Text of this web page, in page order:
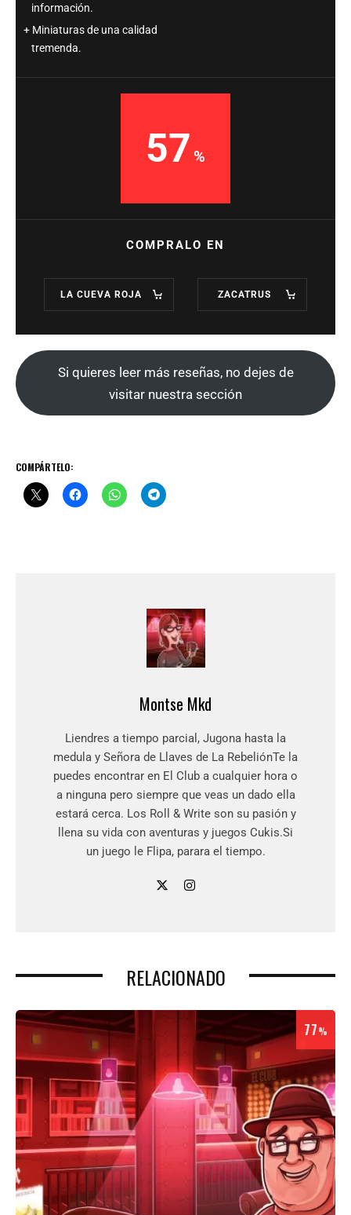
información.
Miniaturas de una calidad
tremenda.
57
COMPRALO EN
LA CUEVA ROJA ZACATRUS
Si quieres leer más reseñas, no dejes de
visitar nuestra sección
COMPÁRTELO:
Montse Mkd
Liendres a tiempo parcial, Jugona hasta la
medula y Señora de Llaves de La RebeliónTe la
puedes encontrar en El Club a cualquier hora o
a ninguna pero siempre que veas un dado ella
estará cerca. Los Roll & Write son su pasión y
llena su vida con aventuras y juegos Cukis.Si
un juego le Flipa, parara el tiempo.
RELACIONADO
77%